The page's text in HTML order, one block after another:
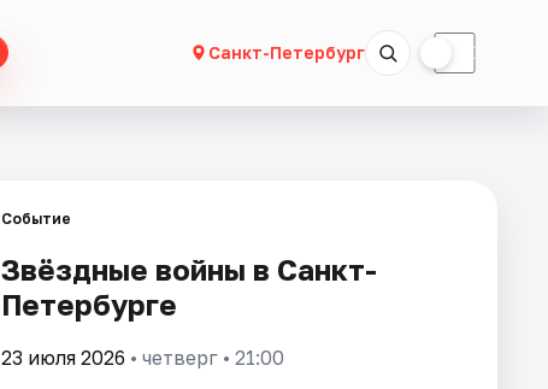
Санкт-Петербург ☾
Событие
Звёздные войны в Санкт-
Петербурге
23 июля 2026 • четверг • 21:00